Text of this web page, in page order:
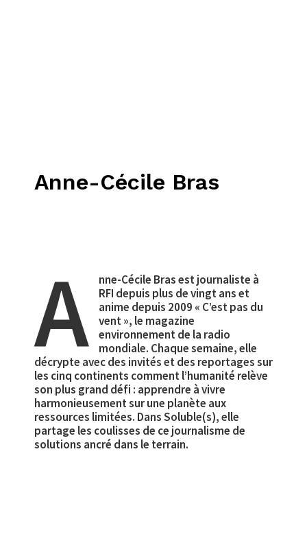
Anne-Cécile Bras
A
nne-Cécile Bras est journaliste à
RFI depuis plus de vingt ans et
anime depuis 2009 « C’est pas du
vent », le magazine
environnement de la radio
mondiale. Chaque semaine, elle
décrypte avec des invités et des reportages sur
les cinq continents comment l’humanité relève
son plus grand défi : apprendre à vivre
harmonieusement sur une planète aux
ressources limitées. Dans Soluble(s), elle
partage les coulisses de ce journalisme de
solutions ancré dans le terrain.